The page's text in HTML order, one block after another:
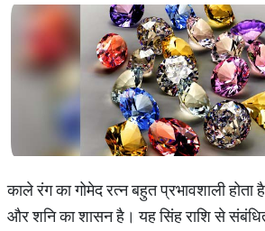
काले रंग का गोमेद रत्न बहुत प्रभावशाली
और शनि का शासन है। यह सिंह राशि से